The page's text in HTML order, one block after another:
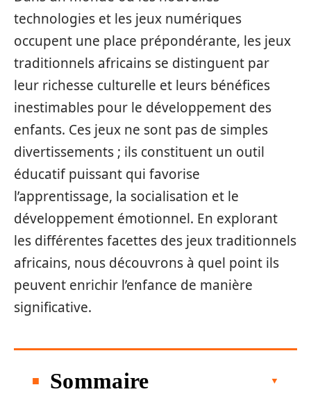
technologies et les jeux numériques
occupent une place prépondérante, les jeux
traditionnels africains se distinguent par
leur richesse culturelle et leurs bénéfices
inestimables pour le développement des
enfants. Ces jeux ne sont pas de simples
divertissements ; ils constituent un outil
éducatif puissant qui favorise
l’apprentissage, la socialisation et le
développement émotionnel. En explorant
les différentes facettes des jeux traditionnels
africains, nous découvrons à quel point ils
peuvent enrichir l’enfance de manière
significative.
Sommaire